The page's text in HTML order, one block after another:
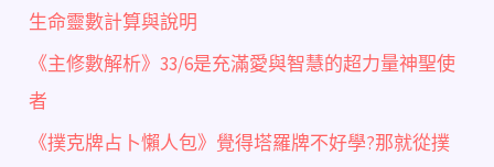
生命靈數計算與說明
《主修數解析》33/6是充滿愛與智慧的超力量神聖使
者
《撲克牌占卜懶人包》覺得塔羅牌不好學?那就從撲